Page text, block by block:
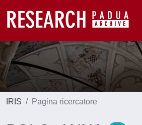
IRIS Pagina ricercatore